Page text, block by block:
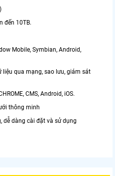
đến 10TB.
Mobile, Symbian, Android,
liệu qua mạng, sao lưu, giám sát
CMS, Android, iOS.
thông minh
dễ dàng cài đặt và sử dụng